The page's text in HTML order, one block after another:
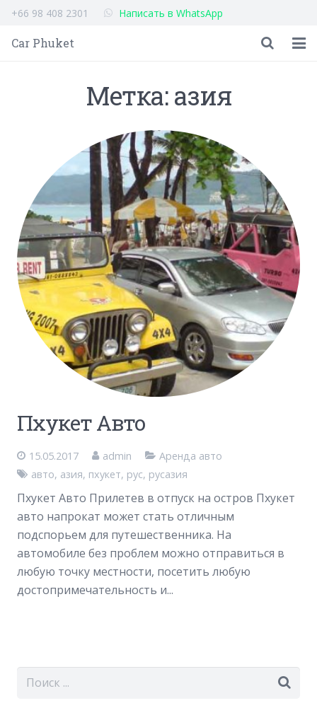
+66 98 408 2301 Написать в WhatsApp
Car Phuket
Полезная информация
Контакты
Метка: азия
Пхукет Авто
15.05.2017 admin
Аренда авто
авто, азия, пхукет, рус, русазия
Пхукет Авто Прилетев в отпуск на остров Пхукет
авто напрокат может стать отличным
подспорьем для путешественника. На
автомобиле без проблем можно отправиться в
любую точку местности, посетить любую
достопримечательность и...